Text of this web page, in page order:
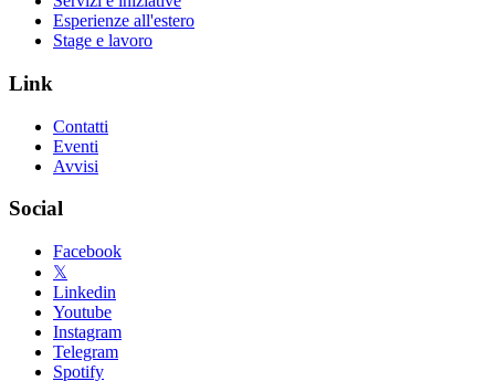
Esperienze all'estero
Stage e lavoro
Link
Contatti
Eventi
Avvisi
Social
Facebook
𝕏
Linkedin
Youtube
Instagram
Telegram
Spotify